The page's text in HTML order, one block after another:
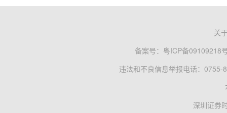
关
备案号： 粤ICP备09109218
违法和不良信息举报电话：0755-
深圳证券